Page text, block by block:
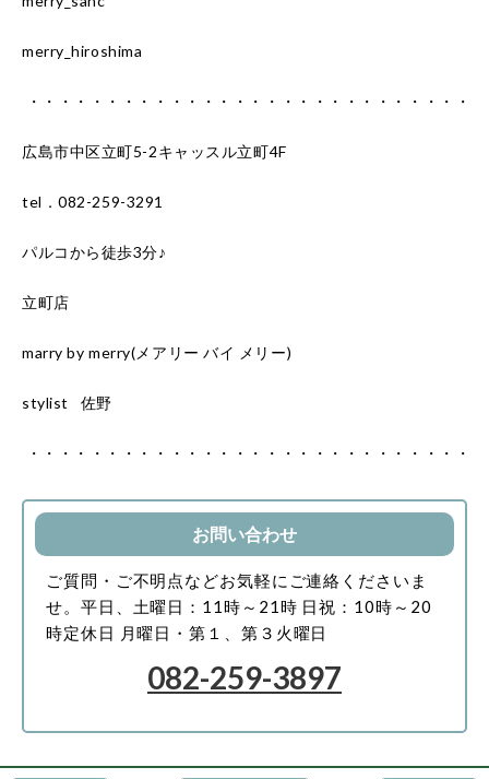
merry_hiroshima
・・・・・・・・・・・・・・・・・・・・・・・・・・・・
広島市中区立町5-2キャッスル立町4F
tel．082-259-3291
パルコから徒歩3分♪
立町店
marry by merry(メアリー バイ メリー)
stylist 佐野
・・・・・・・・・・・・・・・・・・・・・・・・・・・・
お問い合わせ
ご質問・ご不明点などお気軽にご連絡くださいま
せ。 平日、土曜日：11時～21時 日祝：10時～20
時定休日 月曜日・第１、第３火曜日
082-259-3897